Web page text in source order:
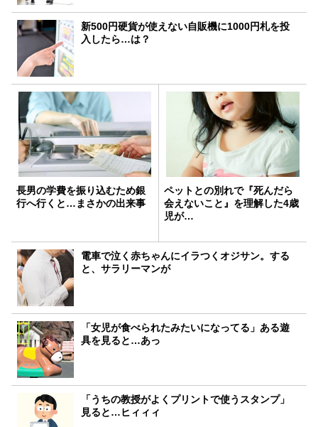
新500円硬貨が使えない自販機に1000円札を投
入したら…は？
長男の学費を振り込むため銀
行へ行くと…まさかの出来事
ペットとの別れで『死んだら
会えないこと』を理解した4歳
児が…
電車で泣く赤ちゃんにイラつくオジサン。する
と、サラリーマンが
「女児が食べられたみたいになってる」ある遊
具を見ると…あっ
「うちの教授がよくプリントで使うスタンプ」
見ると…ヒィィィ